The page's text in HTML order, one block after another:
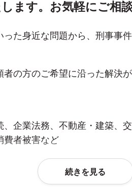
ます。お気軽にご相
た身近な問題から、刑事事
者の方のご希望に沿った解決
企業法務、不動産・建築、
費者被害など
続きを見る